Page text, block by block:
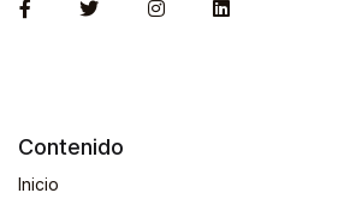
Contenido
Inicio